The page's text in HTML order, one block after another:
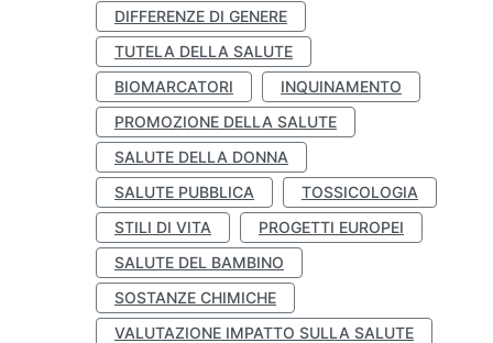
DIFFERENZE DI GENERE
TUTELA DELLA SALUTE
BIOMARCATORI
INQUINAMENTO
PROMOZIONE DELLA SALUTE
SALUTE DELLA DONNA
SALUTE PUBBLICA
TOSSICOLOGIA
STILI DI VITA
PROGETTI EUROPEI
SALUTE DEL BAMBINO
SOSTANZE CHIMICHE
VALUTAZIONE IMPATTO SULLA SALUTE